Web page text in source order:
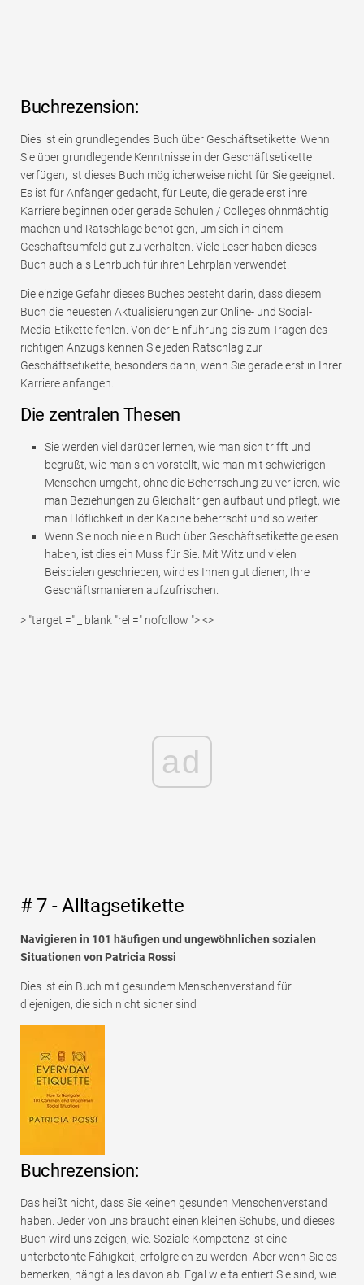
Buchrezension:
Dies ist ein grundlegendes Buch über Geschäftsetikette. Wenn
Sie über grundlegende Kenntnisse in der Geschäftsetikette
verfügen, ist dieses Buch möglicherweise nicht für Sie geeignet.
Es ist für Anfänger gedacht, für Leute, die gerade erst ihre
Karriere beginnen oder gerade Schulen / Colleges ohnmächtig
machen und Ratschläge benötigen, um sich in einem
Geschäftsumfeld gut zu verhalten. Viele Leser haben dieses
Buch auch als Lehrbuch für ihren Lehrplan verwendet.
Die einzige Gefahr dieses Buches besteht darin, dass diesem
Buch die neuesten Aktualisierungen zur Online- und Social-
Media-Etikette fehlen. Von der Einführung bis zum Tragen des
richtigen Anzugs kennen Sie jeden Ratschlag zur
Geschäftsetikette, besonders dann, wenn Sie gerade erst in Ihrer
Karriere anfangen.
Die zentralen Thesen
Sie werden viel darüber lernen, wie man sich trifft und
begrüßt, wie man sich vorstellt, wie man mit schwierigen
Menschen umgeht, ohne die Beherrschung zu verlieren, wie
man Beziehungen zu Gleichaltrigen aufbaut und pflegt, wie
man Höflichkeit in der Kabine beherrscht und so weiter.
Wenn Sie noch nie ein Buch über Geschäftsetikette gelesen
haben, ist dies ein Muss für Sie. Mit Witz und vielen
Beispielen geschrieben, wird es Ihnen gut dienen, Ihre
Geschäftsmanieren aufzufrischen.
> "target =" _ blank "rel =" nofollow "> <>
ad
# 7 - Alltagsetikette
Navigieren in 101 häufigen und ungewöhnlichen sozialen
Situationen von Patricia Rossi
Dies ist ein Buch mit gesundem Menschenverstand für
diejenigen, die sich nicht sicher sind
Buchrezension:
Das heißt nicht, dass Sie keinen gesunden Menschenverstand
haben. Jeder von uns braucht einen kleinen Schubs, und dieses
Buch wird uns zeigen, wie. Soziale Kompetenz ist eine
unterbetonte Fähigkeit, erfolgreich zu werden. Aber wenn Sie es
bemerken, hängt alles davon ab. Egal wie talentiert Sie sind, wie